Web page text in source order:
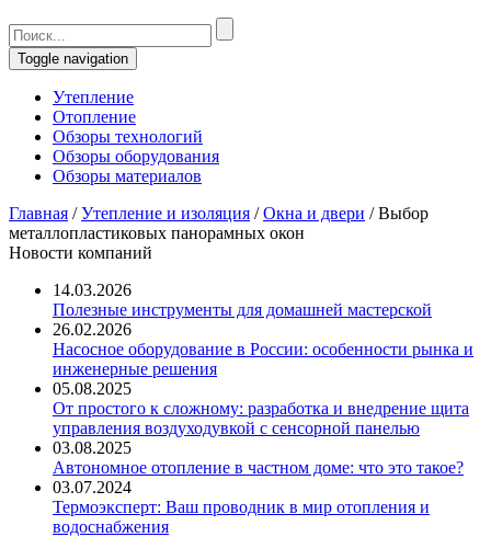
Toggle navigation
Утепление
Отопление
Обзоры технологий
Обзоры оборудования
Обзоры материалов
Главная /Утепление и изоляция /Окна и двери /Выбор
металлопластиковых панорамных окон
Новости компаний
14.03.2026
Полезные инструменты для домашней мастерской
26.02.2026
Насосное оборудование в России: особенности рынка и
инженерные решения
05.08.2025
От простого к сложному: разработка и внедрение щита
управления воздуходувкой с сенсорной панелью
03.08.2025
Автономное отопление в частном доме: что это такое?
03.07.2024
Термоэксперт: Ваш проводник в мир отопления и
водоснабжения